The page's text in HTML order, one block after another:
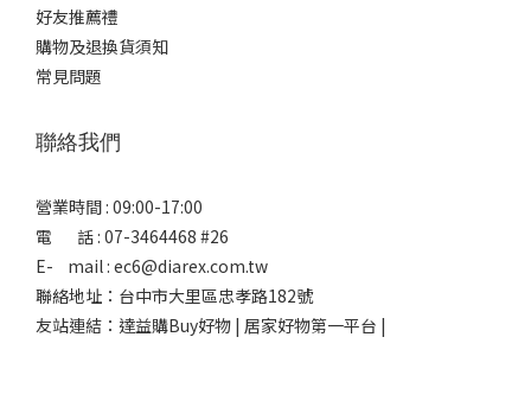
好友推薦禮
購物及退換貨須知
常見問題
聯絡我們
營業時間 : 09:00-17:00
電 話 : 07-3464468 #26
E- mail : ec6@diarex.com.tw
聯絡地址：台中市大里區忠孝路182號
友站連結： 達益購Buy好物 | 居家好物第一平台 |